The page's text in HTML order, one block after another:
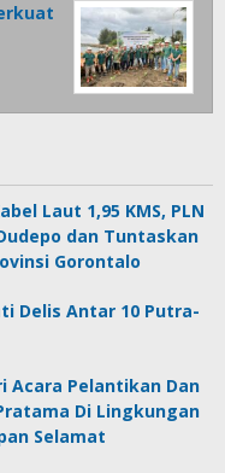
Laut 1,95 KMS, PLN
dan Tuntaskan
Gorontalo
Delis Antar 10 Putra-
Acara Pelantikan Dan
Di Lingkungan
Selamat